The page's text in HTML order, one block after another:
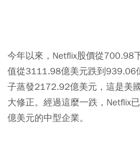
今年以來，Netflix股價從700.98
值從3111.98億美元跌到939.06
子蒸發2172.92億美元，這是美
大修正。經過這麼一跌，Netflix
億美元的中型企業。